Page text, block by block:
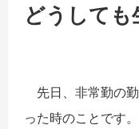
どうしても
先日、非常勤の
った時のことです